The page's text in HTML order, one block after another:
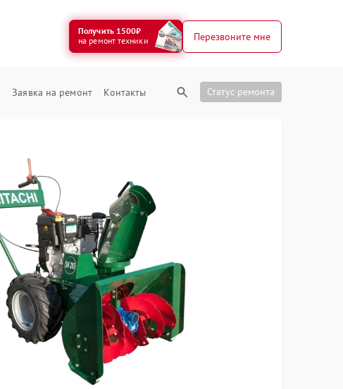
Получить 1500₽
на ремонт техники
Перезвоните мне
Заявка на ремонт Контакты Статус ремонта